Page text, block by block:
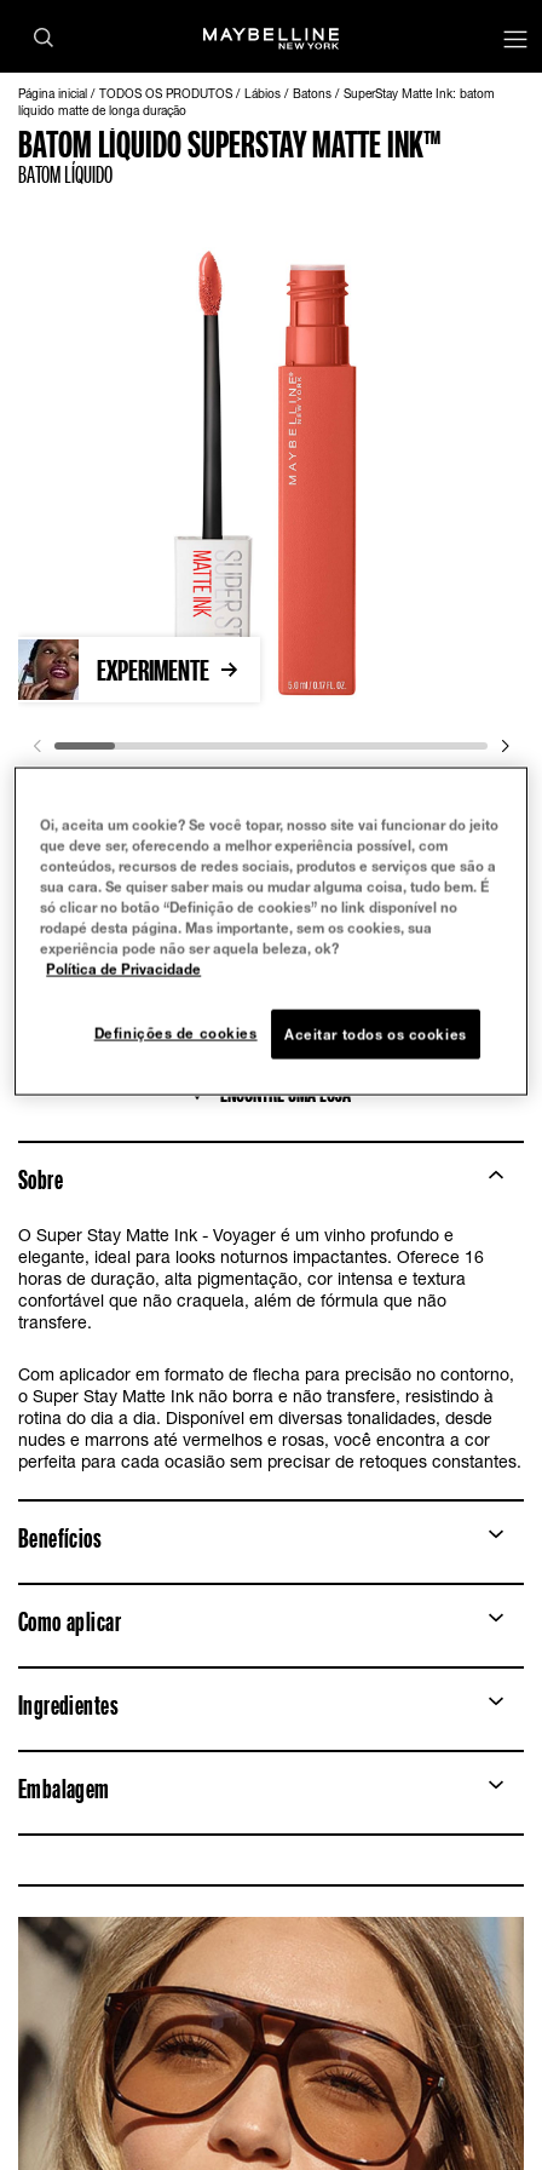
Página inicial TODOS OS PRODUTOS Lábios Batons
SuperStay Matte Ink: batom
líquido matte de longa duração
BATOM LÍQUIDO SUPERSTAY MATTE INK™
BATOM LÍQUIDO
Amazonian
EXPERIMENTE
COMPRAR AGORA
ENCONTRE UMA LOJA
Sobre
O Super Stay Matte Ink - Voyager é um vinho profundo e
elegante, ideal para looks noturnos impactantes. Oferece 16
horas de duração, alta pigmentação, cor intensa e textura
confortável que não craquela, além de fórmula que não
transfere.
Com aplicador em formato de flecha para precisão no contorno,
o Super Stay Matte Ink não borra e não transfere, resistindo à
rotina do dia a dia. Disponível em diversas tonalidades, desde
nudes e marrons até vermelhos e rosas, você encontra a cor
perfeita para cada ocasião sem precisar de retoques constantes.
Benefícios
Como aplicar
Ingredientes
Embalagem
Oi, aceita um cookie? Se você topar, nosso site vai funcionar do jeito
que deve ser, oferecendo a melhor experiência possível, com
conteúdos, recursos de redes sociais, produtos e serviços que são a
sua cara. Se quiser saber mais ou mudar alguma coisa, tudo bem. É
só clicar no botão “Definição de cookies” no link disponível no
rodapé desta página. Mas importante, sem os cookies, sua
experiência pode não ser aquela beleza, ok?
Política de Privacidade
Definições de cookies Aceitar todos os cookies